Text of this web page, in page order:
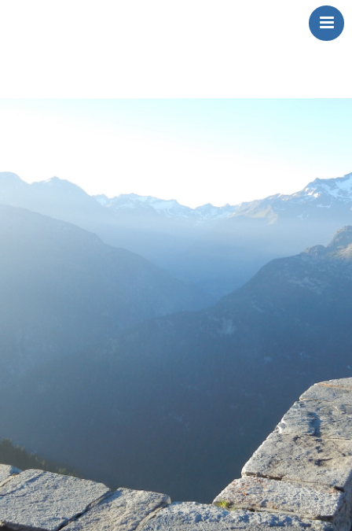
Over Mij
Wringt
Contact